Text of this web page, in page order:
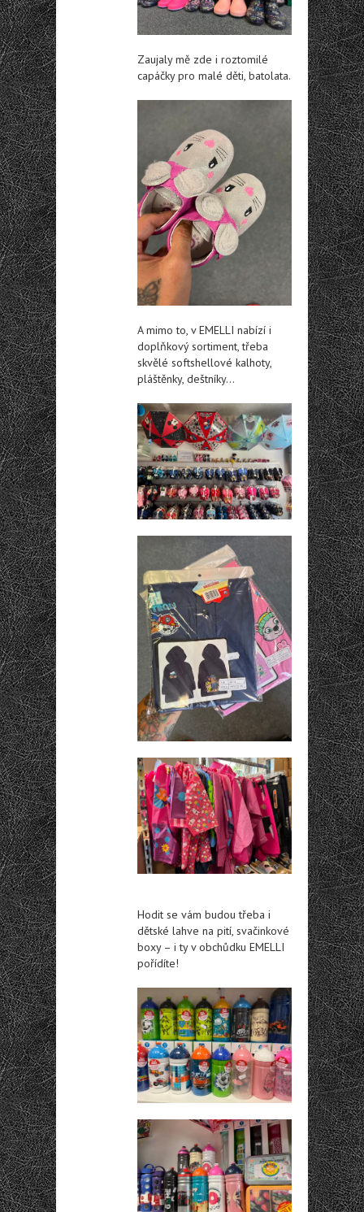
Zaujaly mě zde i roztomilé
capáčky pro malé děti, batolata.
A mimo to, v EMELLI nabízí i
doplňkový sortiment, třeba
skvělé softshellové kalhoty,
pláštěnky, deštníky…
Hodit se vám budou třeba i
dětské lahve na pití, svačinkové
boxy – i ty v obchůdku EMELLI
pořídíte!